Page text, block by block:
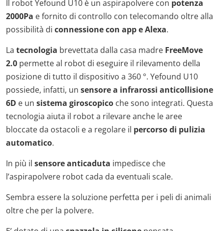
Il robot Yefound U10 è un aspirapolvere con potenza
2000Pa e fornito di controllo con telecomando oltre alla
possibilità di connessione con app e Alexa.
La tecnologia brevettata dalla casa madre FreeMove
2.0 permette al robot di eseguire il rilevamento della
posizione di tutto il dispositivo a 360 °. Yefound U10
possiede, infatti, un sensore a infrarossi anticollisione
6D e un sistema giroscopico che sono integrati. Questa
tecnologia aiuta il robot a rilevare anche le aree
bloccate da ostacoli e a regolare il percorso di pulizia
automatico.
In più il sensore anticaduta impedisce che
l’aspirapolvere robot cada da eventuali scale.
Sembra essere la soluzione perfetta per i peli di animali
oltre che per la polvere.